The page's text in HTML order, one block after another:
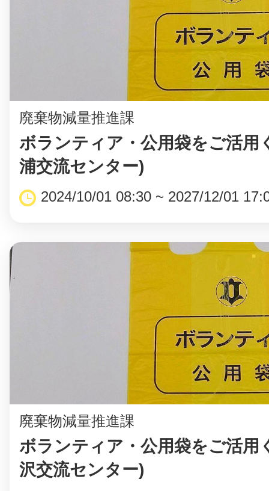
廃棄物減量推進課
ボランティア・公用袋をご活用
浦交流センター)
2024/10/01 08:30 ~ 2027/12/01
廃棄物減量推進課
ボランティア・公用袋をご活用
沢交流センター)
まちのコイン
お知らせ
お問い合わせ
©︎ KAYAC Inc. All